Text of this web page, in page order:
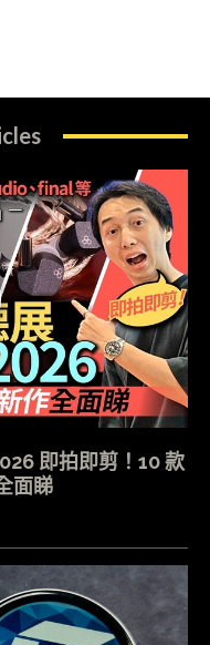
即拍即剪！10 款
面睇